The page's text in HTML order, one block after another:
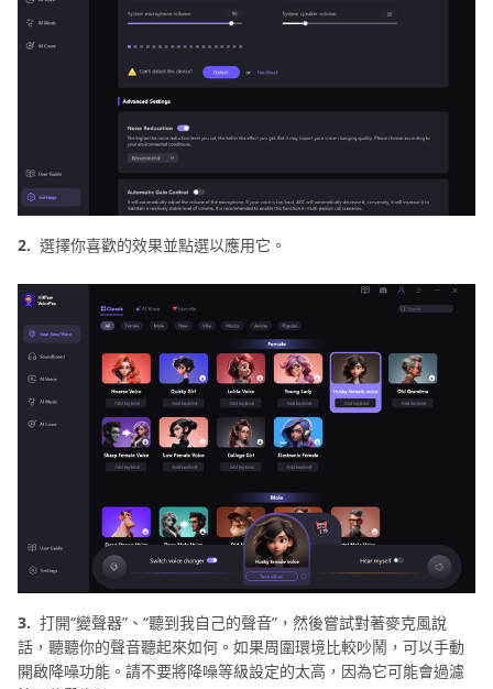
2. 選擇你喜歡的效果並點選以應用它。
3. 打開“變聲器”、“聽到我自己的聲音”，然後嘗試對著麥克風說
話，聽聽你的聲音聽起來如何。如果周圍環境比較吵鬧，可以手動
開啟降噪功能。請不要將降噪等級設定的太高，因為它可能會過濾